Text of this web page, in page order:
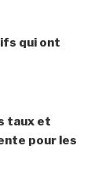
qui ont
taux et
pour les